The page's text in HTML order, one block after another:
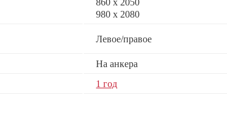
860 х 2050
980 x 2080
Левое/правое
На анкера
1 год